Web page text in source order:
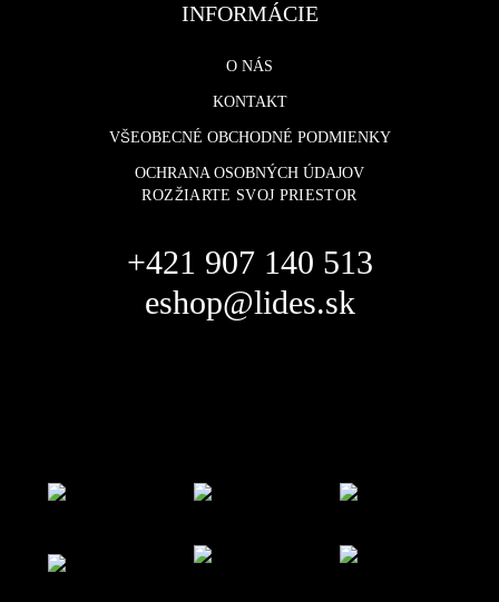
INFORMÁCIE
O NÁS
KONTAKT
VŠEOBECNÉ OBCHODNÉ PODMIENKY
OCHRANA OSOBNÝCH ÚDAJOV
ROZŽIARTE SVOJ PRIESTOR
+421 907 140 513
eshop@lides.sk